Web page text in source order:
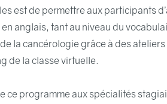
est de permettre aux participants
anglais, tant au niveau du
la cancérologie grâce à des
de la classe virtuelle.
ce programme aux spécialités